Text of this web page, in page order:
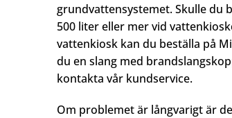
grundvattensystemet. Skulle du
500 liter eller mer vid
vattenkiosk kan du beställa på
du en slang med
kontakta vår kundservice.
Om problemet är långvarigt är